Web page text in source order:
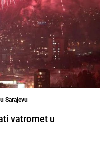
Sarajevu
vatromet u